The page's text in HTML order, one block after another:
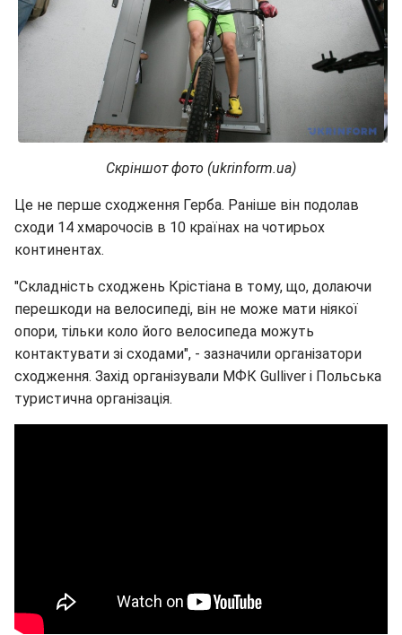
Скріншот фото (ukrinform.ua)
Це не перше сходження Герба. Раніше він подолав
сходи 14 хмарочосів в 10 країнах на чотирьох
континентах.
"Складність сходжень Крістіана в тому, що, долаючи
перешкоди на велосипеді, він не може мати ніякої
опори, тільки коло його велосипеда можуть
контактувати зі сходами", - зазначили організатори
сходження. Захід організували МФК Gulliver і Польська
туристична організація.